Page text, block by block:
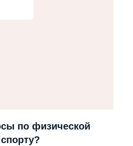
по физической